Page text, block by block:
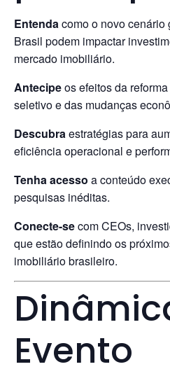
Entendacomo o novo
Brasil podem impactar
mercado imobiliário.
Antecipeos efeitos da
seletivo e das mudanças
Descubraestratégias para
eficiência operacional e
Tenha acesso a conteúdo
pesquisas inéditas.
Conecte-secom CEOs,
que estão definindo os
imobiliário brasileiro.
Evento